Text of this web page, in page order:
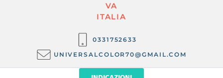
VA
ITALIA
0331752633
UNIVERSALCOLOR70@GMAIL.COM